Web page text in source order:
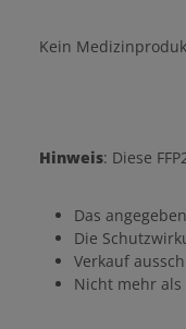
Kein
Hinweis: Diese
Das
Die
Verkauf
Nicht mehr